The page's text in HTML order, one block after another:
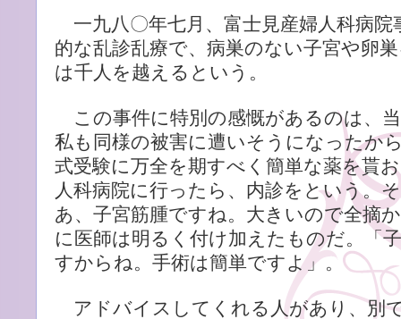
一九八〇年七月、富士見産婦人科病院
的な乱診乱療で、病巣のない子宮や卵
は千人を越えるという。
この事件に特別の感慨があるのは、
私も同様の被害に遭いそうになったか
式受験に万全を期すべく簡単な薬を貰
人科病院に行ったら、内診をという。
あ、子宮筋腫ですね。大きいので全摘
に医師は明るく付け加えたものだ。「
すからね。手術は簡単ですよ」。
アドバイスしてくれる人があり、別